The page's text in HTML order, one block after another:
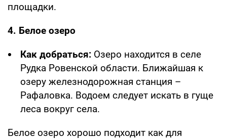
площадки.
4. Белое озеро
Как добраться: Озеро находится в селе
Рудка Ровенской области. Ближайшая к
озеру железнодорожная станция –
Рафаловка. Водоем следует искать в гуще
леса вокруг села.
Белое озеро хорошо подходит как для